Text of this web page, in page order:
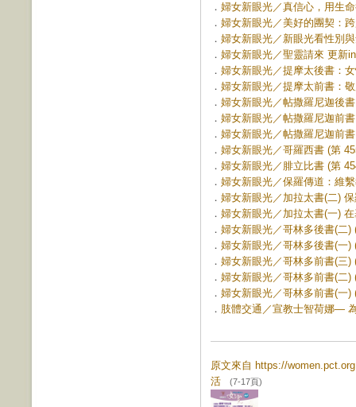
． 婦女新眼光／真信心，用生
． 婦女新眼光／美好的團契：
． 婦女新眼光／新眼光看性別
． 婦女新眼光／聖靈請來 更新
． 婦女新眼光／提摩太後書：
． 婦女新眼光／提摩太前書：
． 婦女新眼光／帖撒羅尼迦後
． 婦女新眼光／帖撒羅尼迦前
． 婦女新眼光／帖撒羅尼迦前
． 婦女新眼光／哥羅西書 (第
． 婦女新眼光／腓立比書 (第
． 婦女新眼光／保羅傳道：維
． 婦女新眼光／加拉太書(二)
． 婦女新眼光／加拉太書(一)
． 婦女新眼光／哥林多後書(二)
． 婦女新眼光／哥林多後書(一)
． 婦女新眼光／哥林多前書(三)
． 婦女新眼光／哥林多前書(二)
． 婦女新眼光／哥林多前書(一)
． 肢體交通／宣教士智荷娜—
原文來自 https://
活 (7-17頁)